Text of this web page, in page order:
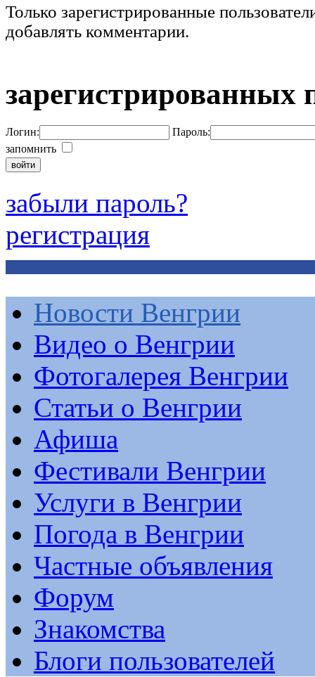
Только зарегистрированные
добавлять комментарии.
зарегистрированных
Логин:
Пароль:
запомнить
забыли пароль?
регистрация
Новости Венгрии
Видео о Венгрии
Фотогалерея Венгрии
Статьи о Венгрии
Афиша
Фестивали Венгрии
Услуги в Венгрии
Погода в Венгрии
Частные объявления
Форум
Знакомства
Блоги пользователей